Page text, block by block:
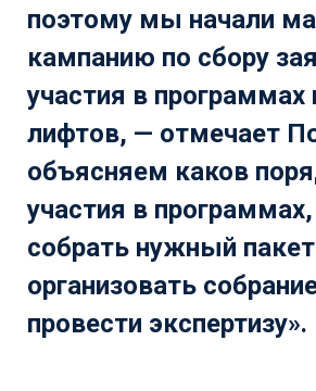
поэтому мы начали
кампанию по сбору
участия в программах
лифтов, — отмечает
объясняем каков
участия в
собрать нужный
организовать
провести экспертизу».